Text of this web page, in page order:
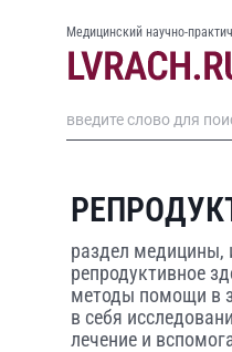
Медицинский научно-
раздел
репродуктивное
методы помощи в
в себя
лечение и